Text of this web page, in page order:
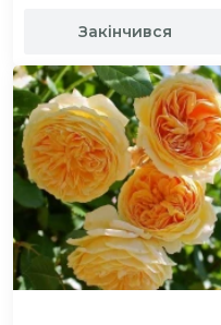
Закінчився